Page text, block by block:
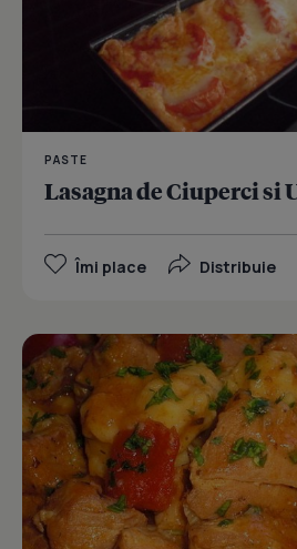
PASTE
Lasagna de Ciuperci si
Îmi place Distribuie